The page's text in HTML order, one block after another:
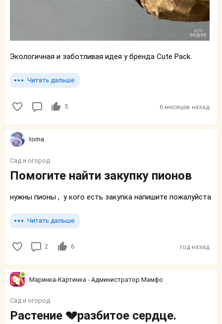
Экологичная и заботливая идея у бренда Cute Pack.
Читать дальше
5 6 месяцев назад
toma
Сад и огород
Помогите найти закупку пионов
нужны пионы , у кого есть закупка напишите пожалуйста
Читать дальше
2 6 год назад
Маринка-Картинка - Администратор Мамфо
Сад и огород
Растение 💔разбитое сердце.